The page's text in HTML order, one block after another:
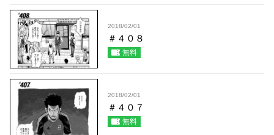
2018/02/01
＃４０８
無料
2018/02/01
＃４０７
無料